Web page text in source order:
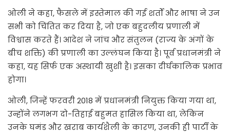
ओली ने कहा, फैसले में इस्तेमाल की गई शर्तों और भाषा ने उन
सभी को चिंतित कर दिया है, जो एक बहुदलीय प्रणाली में
विश्वास करते हैं। आदेश ने जांच और संतुलन (राज्य के अंगों के
बीच शक्ति) की प्रणाली का उल्लंघन किया है। पूर्व प्रधानमंत्री ने
कहा, यह सिर्फ एक अस्थायी खुशी है। इसका दीर्घकालिक प्रभाव
होगा।
ओली, जिन्हें फरवरी 2018 में प्रधानमंत्री नियुक्त किया गया था,
उन्होंने लगभग दो-तिहाई बहुमत हासिल किया था, लेकिन
उनके घमंड और खराब कार्यशैली के कारण, उनकी ही पार्टी के